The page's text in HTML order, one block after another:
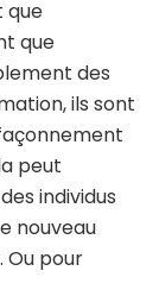
que
que
des
ils sont
peut
individus
nouveau
Ou pour